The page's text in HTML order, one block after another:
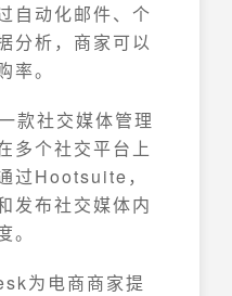
自动化邮件、个
分析，商家可以
率。
款社交媒体管理
多个社交平台上
过Hootsuite，
发布社交媒体内
为电商商家提